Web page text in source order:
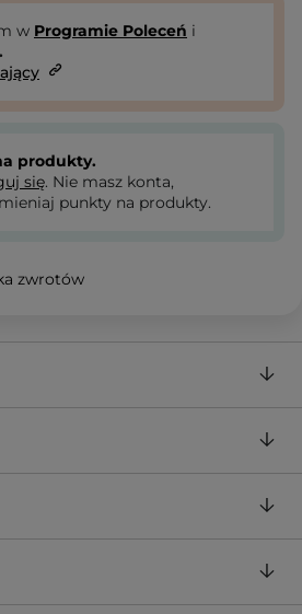
w Programie Poleceń i
produkty.
się. Nie masz konta,
punkty na produkty.
zwrotów